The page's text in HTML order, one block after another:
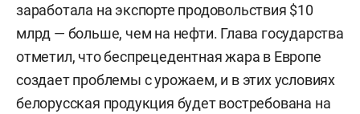
заработала на экспорте продовольствия $10
млрд — больше, чем на нефти. Глава государства
отметил, что беспрецедентная жара в Европе
создает проблемы с урожаем, и в этих условиях
белорусская продукция будет востребована на